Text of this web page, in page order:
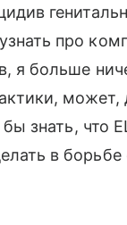
про
я больше
знать, что
в